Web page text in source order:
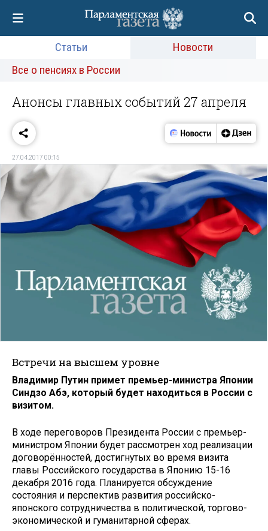
Статьи
Новости
Все о пенсиях в России
Анонсы главных событий 27 апреля
27.04.2017 00:15
Встречи на высшем уровне
Владимир Путин примет премьер-министра Японии
Синдзо Абэ, который будет находиться в России с
визитом.
В ходе переговоров Президента России с премьер-
министром Японии будет рассмотрен ход реализации
договорённостей, достигнутых во время визита
главы Российского государства в Японию 15-16
декабря 2016 года. Планируется обсуждение
состояния и перспектив развития российско-
японского сотрудничества в политической, торгово-
экономической и гуманитарной сферах.